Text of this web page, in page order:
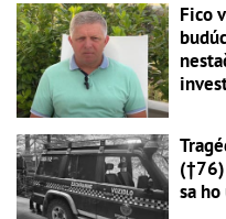
Fico
sa